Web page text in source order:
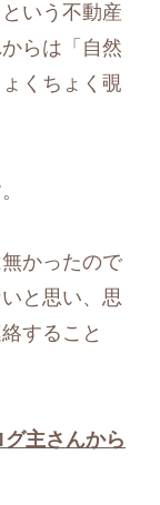
いう不動産
らは「自然
くちょく覗
かったので
と思い、思
すること
主さんから